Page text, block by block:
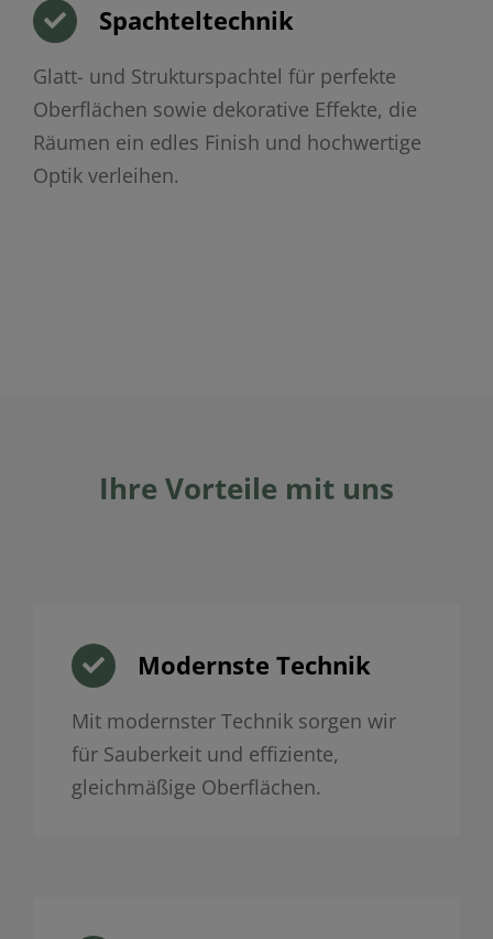
Spachteltechnik
Glatt- und Strukturspachtel für perfekte
Oberflächen sowie dekorative Effekte, die
Räumen ein edles Finish und hochwertige
Optik verleihen.
Ihre Vorteile mit uns
Modernste Technik
Mit modernster Technik sorgen wir
für Sauberkeit und effiziente,
gleichmäßige Oberflächen.